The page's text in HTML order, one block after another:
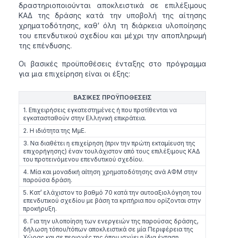
δραστηριοποιούνται αποκλειστικά σε επιλέξιμους
ΚΑΔ της δράσης κατά την υποβολή της αίτησης
χρηματοδότησης, καθ’ όλη τη διάρκεια υλοποίησης
του επενδυτικού σχεδίου και μέχρι την αποπληρωμή
της επένδυσης.
Οι βασικές προϋποθέσεις ένταξης στο πρόγραμμα
για μια επιχείρηση είναι οι έξης:
ΒΑΣΙΚΕΣ ΠΡΟΫΠΟΘΕΣΕΙΣ
1. Επιχειρήσεις εγκατεστημένες ή που προτίθενται να
εγκατασταθούν στην Ελληνική επικράτεια.
2. Η ιδιότητα της ΜμΕ.
3. Να διαθέτει η επιχείρηση (πριν την πρώτη εκταμίευση της
επιχορήγησης) έναν τουλάχιστον από τους επιλέξιμους ΚΑΔ
του προτεινόμενου επενδυτικού σχεδίου.
4. Μία και μοναδική αίτηση χρηματοδότησης ανά ΑΦΜ στην
παρούσα δράση.
5. Κατ’ ελάχιστον το βαθμό 70 κατά την αυτοαξιολόγηση του
επενδυτικού σχεδίου με βάση τα κριτήρια που ορίζονται στην
προκήρυξη.
6. Για την υλοποίηση των ενεργειών της παρούσας δράσης,
δήλωση τόπου/τόπων αποκλειστικά σε μία Περιφέρεια της